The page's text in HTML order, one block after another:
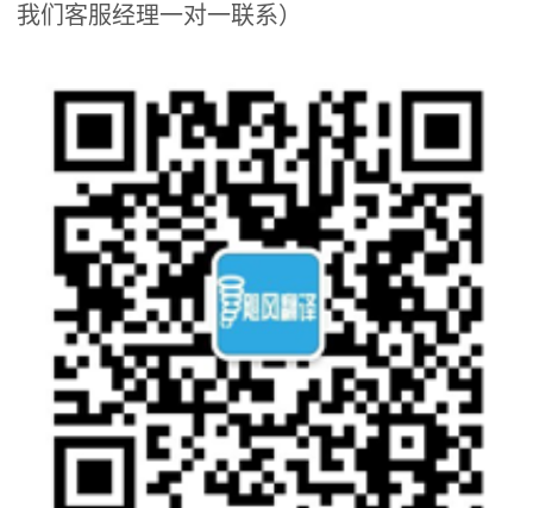
我们客服经理一对一联系）